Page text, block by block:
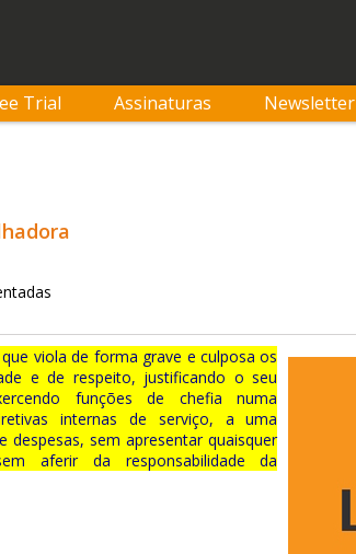
Trial Assinaturas Newsletter
viola de forma grave e culposa os
e de respeito, justificando o seu
funções de chefia numa
internas de serviço, a uma
despesas, sem apresentar quaisquer
aferir da responsabilidade da